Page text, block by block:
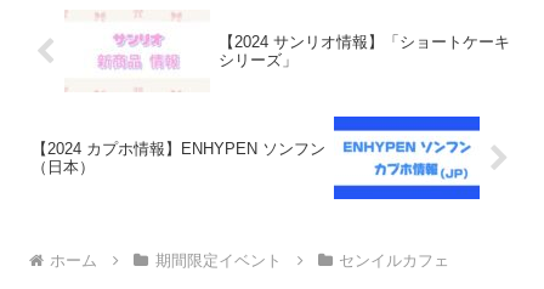
【2024 サンリオ情報】「ショートケーキ
シリーズ」
【2024 カプホ情報】ENHYPEN ソンフン
（日本）
ホーム 期間限定イベント センイルカフェ